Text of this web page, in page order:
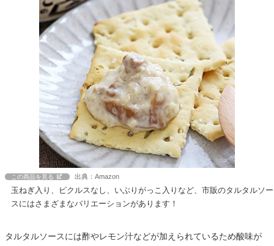
この商品を見る 出典：Amazon
玉ねぎ入り、ピクルスなし、いぶりがっこ入りなど、市販のタルタルソー
スにはさまざまなバリエーションがあります！
タルタルソースには酢やレモン汁などが加えられているため酸味が